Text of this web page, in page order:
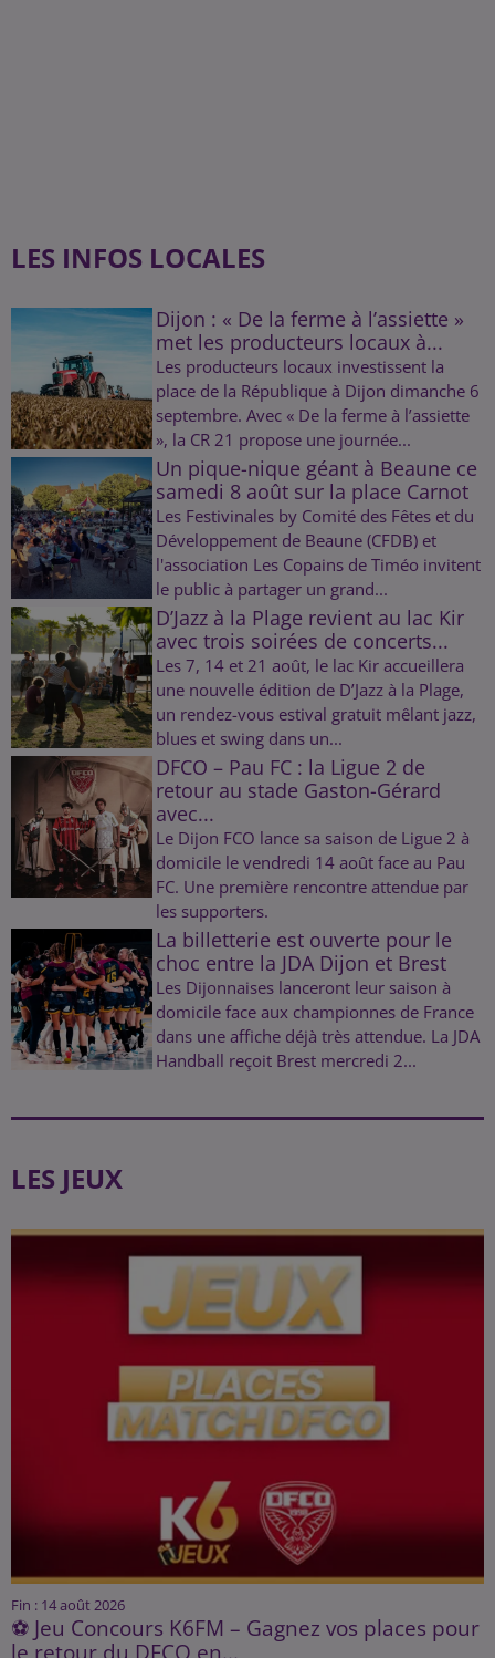
LES INFOS LOCALES
Dijon : « De la ferme à l’assiette »
met les producteurs locaux à...
Les producteurs locaux investissent la
place de la République à Dijon dimanche 6
septembre. Avec « De la ferme à l’assiette
», la CR 21 propose une journée...
Un pique-nique géant à Beaune ce
samedi 8 août sur la place Carnot
Les Festivinales by Comité des Fêtes et du
Développement de Beaune (CFDB) et
l'association Les Copains de Timéo invitent
le public à partager un grand...
D’Jazz à la Plage revient au lac Kir
avec trois soirées de concerts...
Les 7, 14 et 21 août, le lac Kir accueillera
une nouvelle édition de D’Jazz à la Plage,
un rendez-vous estival gratuit mêlant jazz,
blues et swing dans un...
DFCO – Pau FC : la Ligue 2 de
retour au stade Gaston-Gérard
avec...
Le Dijon FCO lance sa saison de Ligue 2 à
domicile le vendredi 14 août face au Pau
FC. Une première rencontre attendue par
les supporters.
La billetterie est ouverte pour le
choc entre la JDA Dijon et Brest
Les Dijonnaises lanceront leur saison à
domicile face aux championnes de France
dans une affiche déjà très attendue. La JDA
Handball reçoit Brest mercredi 2...
LES JEUX
Fin : 14 août 2026
⚽ Jeu Concours K6FM – Gagnez vos places pour
le retour du DFCO en...